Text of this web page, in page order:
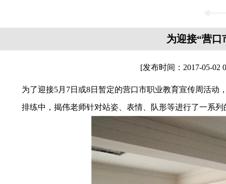
为迎接“营口
[发布时间： 2017-05-02
为了迎接5月 7日或8日暂定的营口市职业教育宣传周活动
排练中，揭伟老师针对站姿、表情、队形等进行了一系列